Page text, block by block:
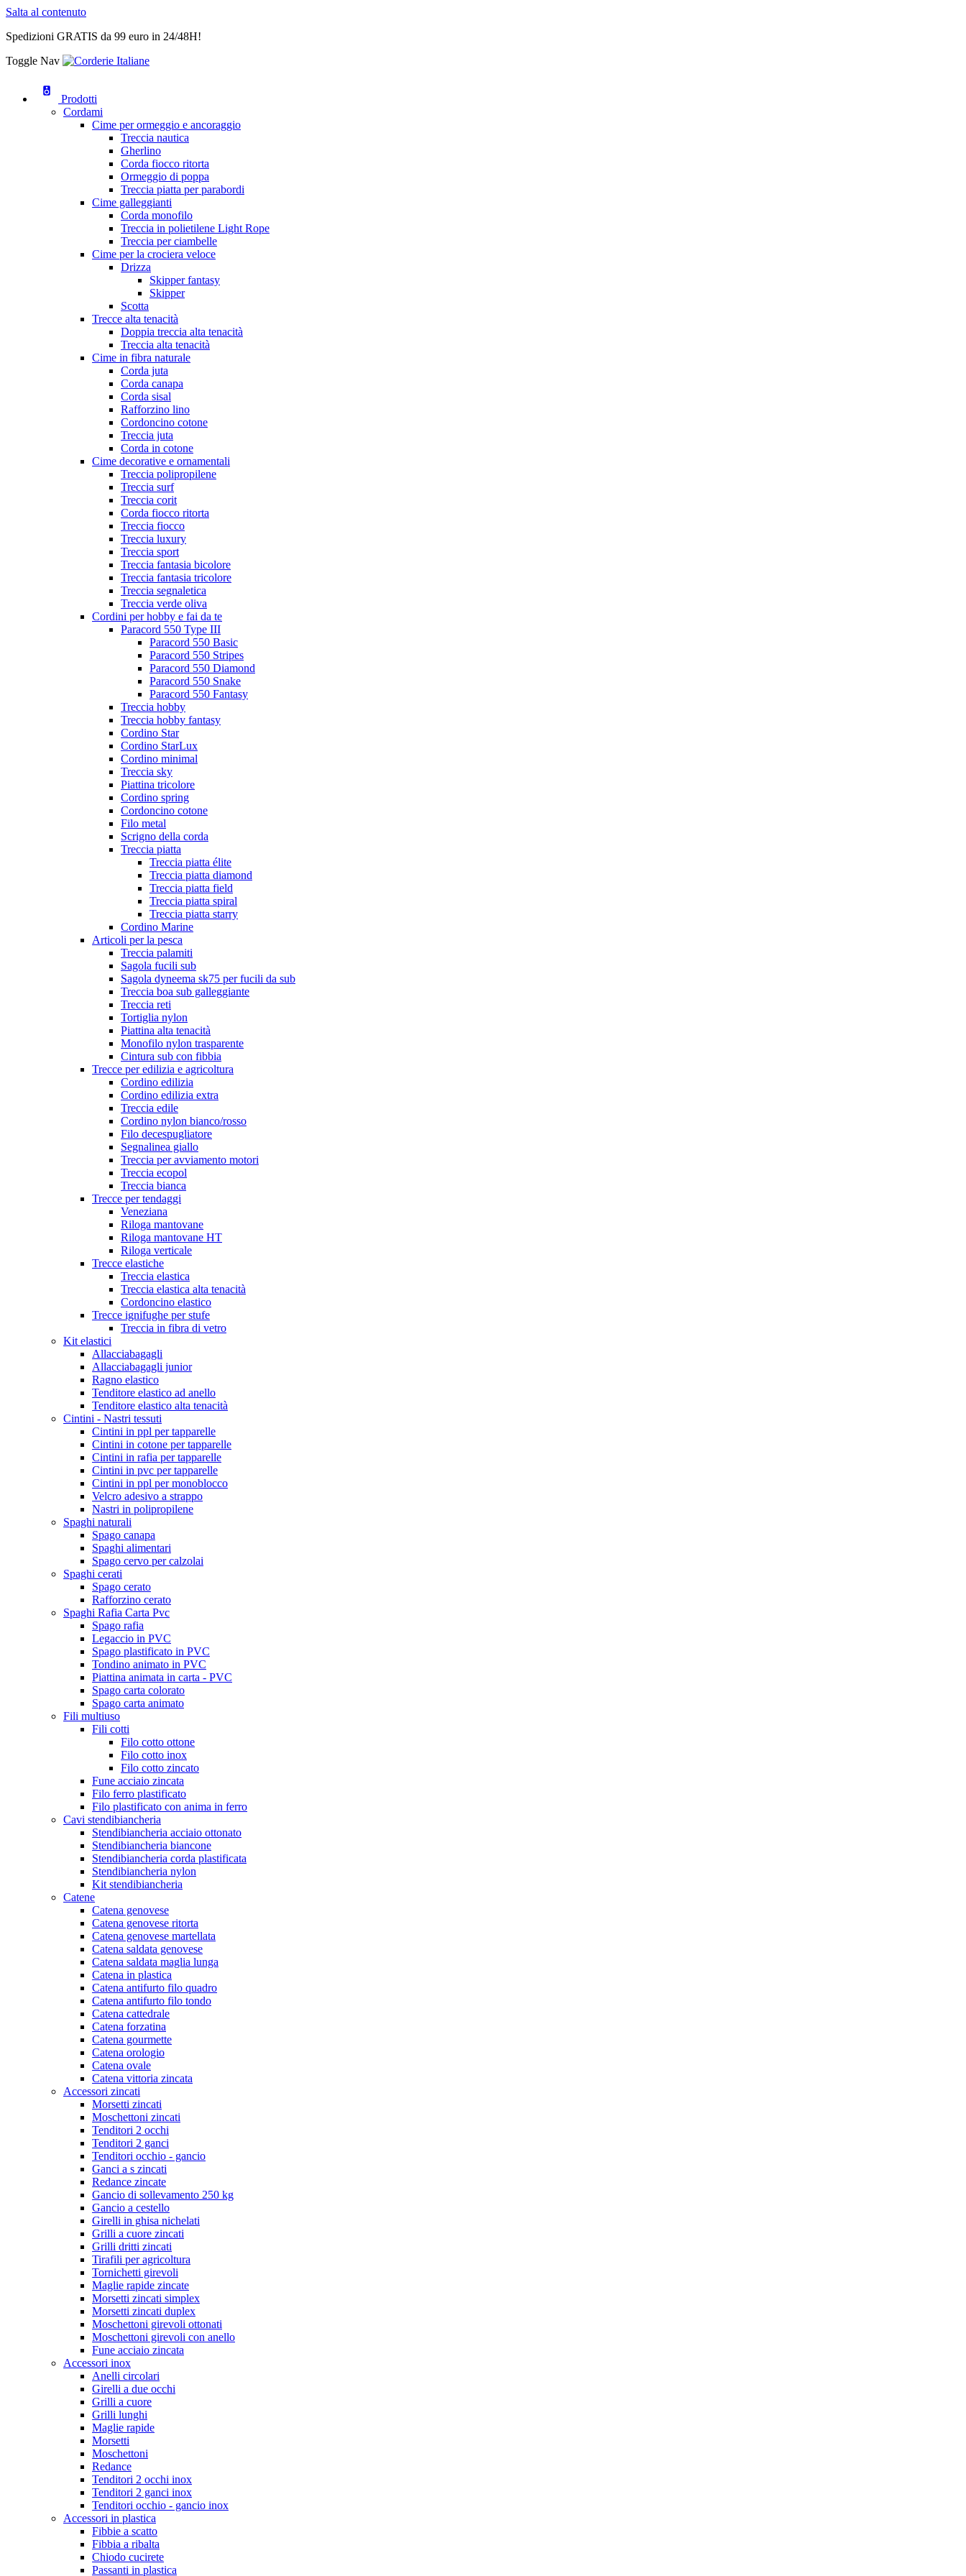
Salta al contenuto
Spedizioni GRATIS da 99 euro in 24/48H!
Toggle Nav
Prodotti
Cordami
Cime per ormeggio e ancoraggio
Treccia nautica
Gherlino
Corda fiocco ritorta
Ormeggio di poppa
Treccia piatta per parabordi
Cime galleggianti
Corda monofilo
Treccia in polietilene Light Rope
Treccia per ciambelle
Cime per la crociera veloce
Drizza
Skipper fantasy
Skipper
Scotta
Trecce alta tenacità
Doppia treccia alta tenacità
Treccia alta tenacità
Cime in fibra naturale
Corda juta
Corda canapa
Corda sisal
Rafforzino lino
Cordoncino cotone
Treccia juta
Corda in cotone
Cime decorative e ornamentali
Treccia polipropilene
Treccia surf
Treccia corit
Corda fiocco ritorta
Treccia fiocco
Treccia luxury
Treccia sport
Treccia fantasia bicolore
Treccia fantasia tricolore
Treccia segnaletica
Treccia verde oliva
Cordini per hobby e fai da te
Paracord 550 Type III
Paracord 550 Basic
Paracord 550 Stripes
Paracord 550 Diamond
Paracord 550 Snake
Paracord 550 Fantasy
Treccia hobby
Treccia hobby fantasy
Cordino Star
Cordino StarLux
Cordino minimal
Treccia sky
Piattina tricolore
Cordino spring
Cordoncino cotone
Filo metal
Scrigno della corda
Treccia piatta
Treccia piatta élite
Treccia piatta diamond
Treccia piatta field
Treccia piatta spiral
Treccia piatta starry
Cordino Marine
Articoli per la pesca
Treccia palamiti
Sagola fucili sub
Sagola dyneema sk75 per fucili da sub
Treccia boa sub galleggiante
Treccia reti
Tortiglia nylon
Piattina alta tenacità
Monofilo nylon trasparente
Cintura sub con fibbia
Trecce per edilizia e agricoltura
Cordino edilizia
Cordino edilizia extra
Treccia edile
Cordino nylon bianco/rosso
Filo decespugliatore
Segnalinea giallo
Treccia per avviamento motori
Treccia ecopol
Treccia bianca
Trecce per tendaggi
Veneziana
Riloga mantovane
Riloga mantovane HT
Riloga verticale
Trecce elastiche
Treccia elastica
Treccia elastica alta tenacità
Cordoncino elastico
Trecce ignifughe per stufe
Treccia in fibra di vetro
Kit elastici
Allacciabagagli
Allacciabagagli junior
Ragno elastico
Tenditore elastico ad anello
Tenditore elastico alta tenacità
Cintini - Nastri tessuti
Cintini in ppl per tapparelle
Cintini in cotone per tapparelle
Cintini in rafia per tapparelle
Cintini in pvc per tapparelle
Cintini in ppl per monoblocco
Velcro adesivo a strappo
Nastri in polipropilene
Spaghi naturali
Spago canapa
Spaghi alimentari
Spago cervo per calzolai
Spaghi cerati
Spago cerato
Rafforzino cerato
Spaghi Rafia Carta Pvc
Spago rafia
Legaccio in PVC
Spago plastificato in PVC
Tondino animato in PVC
Piattina animata in carta - PVC
Spago carta colorato
Spago carta animato
Fili multiuso
Fili cotti
Filo cotto ottone
Filo cotto inox
Filo cotto zincato
Fune acciaio zincata
Filo ferro plastificato
Filo plastificato con anima in ferro
Cavi stendibiancheria
Stendibiancheria acciaio ottonato
Stendibiancheria biancone
Stendibiancheria corda plastificata
Stendibiancheria nylon
Kit stendibiancheria
Catene
Catena genovese
Catena genovese ritorta
Catena genovese martellata
Catena saldata genovese
Catena saldata maglia lunga
Catena in plastica
Catena antifurto filo quadro
Catena antifurto filo tondo
Catena cattedrale
Catena forzatina
Catena gourmette
Catena orologio
Catena ovale
Catena vittoria zincata
Accessori zincati
Morsetti zincati
Moschettoni zincati
Tenditori 2 occhi
Tenditori 2 ganci
Tenditori occhio - gancio
Ganci a s zincati
Redance zincate
Gancio di sollevamento 250 kg
Gancio a cestello
Girelli in ghisa nichelati
Grilli a cuore zincati
Grilli dritti zincati
Tirafili per agricoltura
Tornichetti girevoli
Maglie rapide zincate
Morsetti zincati simplex
Morsetti zincati duplex
Moschettoni girevoli ottonati
Moschettoni girevoli con anello
Fune acciaio zincata
Accessori inox
Anelli circolari
Girelli a due occhi
Grilli a cuore
Grilli lunghi
Maglie rapide
Morsetti
Moschettoni
Redance
Tenditori 2 occhi inox
Tenditori 2 ganci inox
Tenditori occhio - gancio inox
Accessori in plastica
Fibbie a scatto
Fibbia a ribalta
Chiodo cucirete
Passanti in plastica